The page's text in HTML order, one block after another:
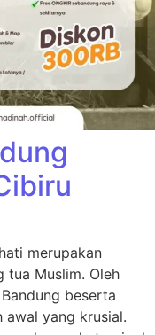
merupakan
tua Muslim. Oleh
beserta
awal yang krusial.